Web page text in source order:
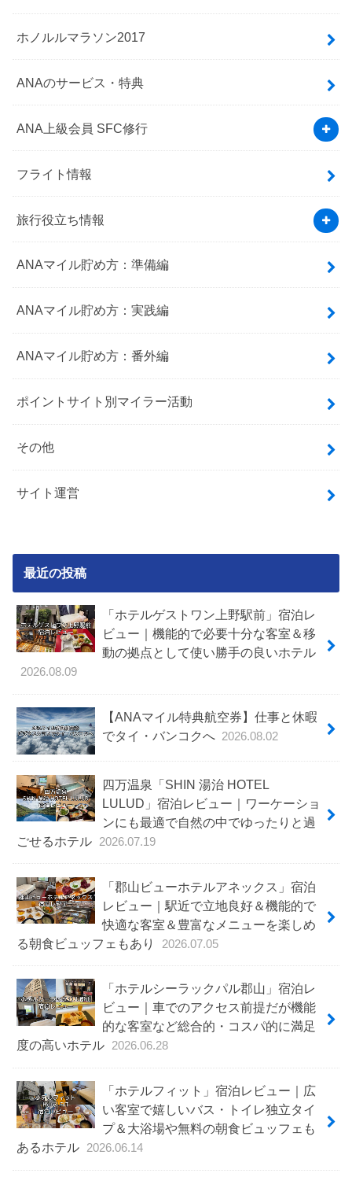
ホノルルマラソン2017
ANAのサービス・特典
ANA上級会員 SFC修行
フライト情報
旅行役立ち情報
ANAマイル貯め方：準備編
ANAマイル貯め方：実践編
ANAマイル貯め方：番外編
ポイントサイト別マイラー活動
その他
サイト運営
最近の投稿
「ホテルゲストワン上野駅前」宿泊レ
ビュー｜機能的で必要十分な客室＆移
動の拠点として使い勝手の良いホテル
2026.08.09
【ANAマイル特典航空券】仕事と休暇
でタイ・バンコクへ 2026.08.02
四万温泉「SHIN 湯治 HOTEL
LULUD」宿泊レビュー｜ワーケーショ
ンにも最適で自然の中でゆったりと過
ごせるホテル
2026.07.19
「郡山ビューホテルアネックス」宿泊
レビュー｜駅近で立地良好＆機能的で
快適な客室＆豊富なメニューを楽しめ
る朝食ビュッフェもあり
2026.07.05
「ホテルシーラックパル郡山」宿泊レ
ビュー｜車でのアクセス前提だが機能
的な客室など総合的・コスパ的に満足
度の高いホテル
2026.06.28
「ホテルフィット」宿泊レビュー｜広
い客室で嬉しいバス・トイレ独立タイ
プ＆大浴場や無料の朝食ビュッフェも
あるホテル
2026.06.14